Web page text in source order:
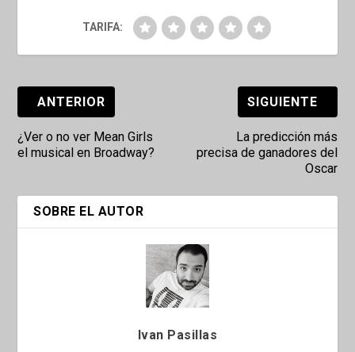
TARIFA:
ANTERIOR
¿Ver o no ver Mean Girls
el musical en Broadway?
SIGUIENTE
La predicción más
precisa de ganadores del
Oscar
SOBRE EL AUTOR
Ivan Pasillas